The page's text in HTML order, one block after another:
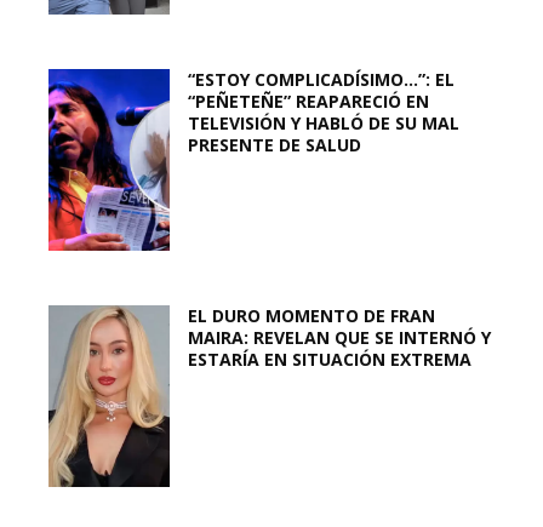
“ESTOY COMPLICADÍSIMO…”: EL
“PEÑETEÑE” REAPARECIÓ EN
TELEVISIÓN Y HABLÓ DE SU MAL
PRESENTE DE SALUD
EL DURO MOMENTO DE FRAN
MAIRA: REVELAN QUE SE INTERNÓ Y
ESTARÍA EN SITUACIÓN EXTREMA